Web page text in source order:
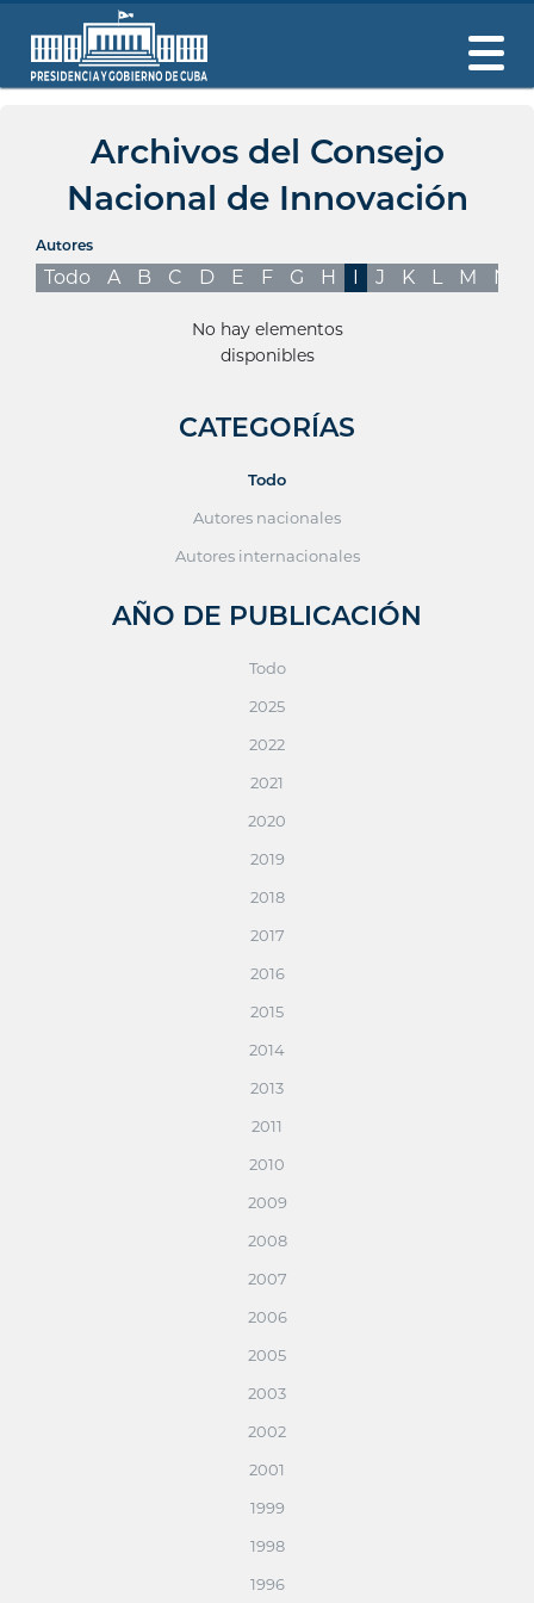
Archivos del Consejo
Nacional de Innovación
Autores
Todo A B C D E F G H I J K L M N
No hay elementos
disponibles
CATEGORÍAS
Todo
Autores nacionales
Autores internacionales
AÑO DE PUBLICACIÓN
Todo
2025
2022
2021
2020
2019
2018
2017
2016
2015
2014
2013
2011
2010
2009
2008
2007
2006
2005
2003
2002
2001
1999
1998
1996